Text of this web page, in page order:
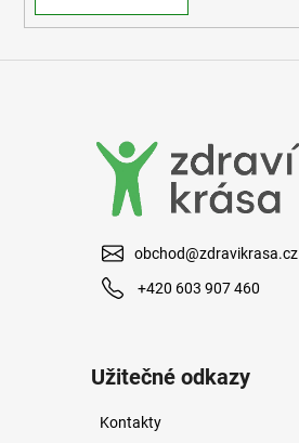
obchod@zdravikrasa.cz
+420 603 907 460
Užitečné odkazy
Kontakty